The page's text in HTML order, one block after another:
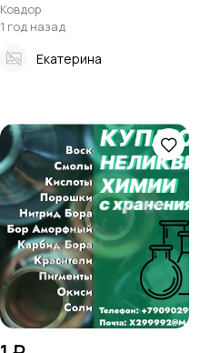
Ковдор
1 год назад
Екатерина